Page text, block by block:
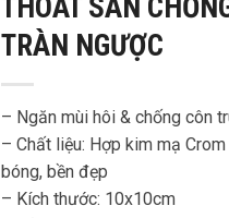
THOÁT SÀN
TRÀN NGƯỢC
– Ngăn mùi hôi & chống côn
– Chất liệu: Hợp kim mạ
bóng, bền đẹp
– Kích thước: 10x10cm